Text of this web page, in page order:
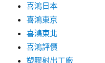
喜鴻日本
喜鴻東京
喜鴻東北
喜鴻評價
塑膠射出工廠